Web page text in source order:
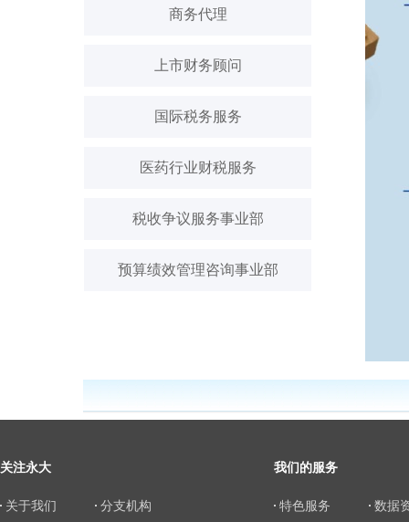
商务代理
上市财务顾问
国际税务服务
医药行业财税服务
税收争议服务事业部
预算绩效管理咨询事业部
关注永大
关于我们 分支机构
我们的服务
特色服务 数据